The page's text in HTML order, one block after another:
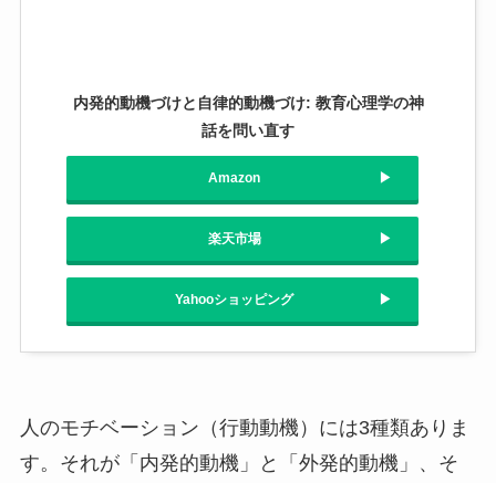
内発的動機づけと自律的動機づけ: 教育心理学の神
話を問い直す
Amazon
楽天市場
Yahooショッピング
人のモチベーション（行動動機）には3種類ありま
す。それが「内発的動機」と「外発的動機」、そ